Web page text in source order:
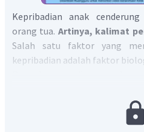
Kepribadian anak
orang tua. Artinya, kalimat
Salah satu faktor yang
kepribadian adalah faktor
Pengalaman unik juga
mempengaruhi pembentukan